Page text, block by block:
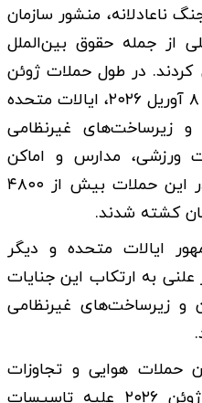
ناعادلانه، منشور سازمان
از جمله حقوق بین‌الملل
در طول حملات ژوئن
۲۰۲۵ و بازه زمانی ۲۸ فوریه تا ۸ آوریل ۲۰۲۶، ایالات متحده
و زیرساخت‌های غیرنظامی
ورزشی، مدارس و اماکن
فرهنگی را هدف قرار داد و در این حملات بیش از ۴۸۰۰
کشته شدند.
ایالات متحده و دیگر
به ارتکاب این جنایات
و زیرساخت‌های غیرنظامی
حملات هوایی و تجاوزات
اخیر ایالات متحده در ۲۷ ژوئن ۲۰۲۶ علیه تاسیسات